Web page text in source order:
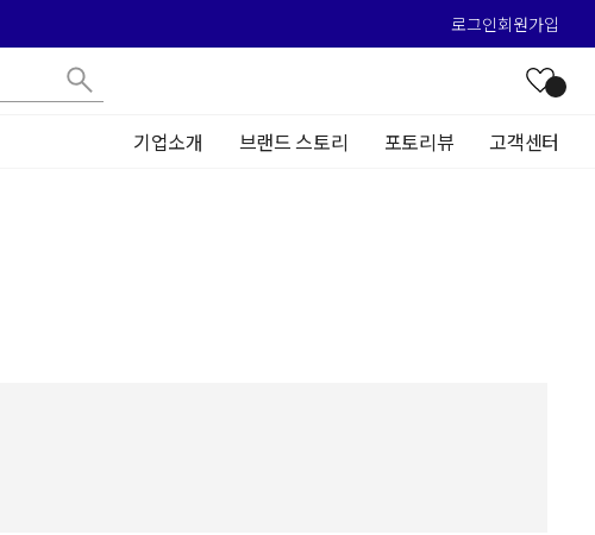
로그인회원가입
기업소개 브랜드 스토리 포토리뷰 고객센터